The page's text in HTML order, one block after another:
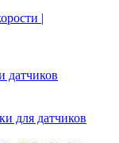
|
датчиков
для датчиков